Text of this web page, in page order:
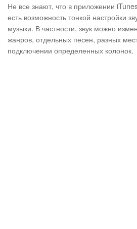
Не все знают, что в приложении
есть возможность тонкой настройки
музыки. В частности, звук можно
жанров, отдельных песен, разных
подключении определенных колонок.